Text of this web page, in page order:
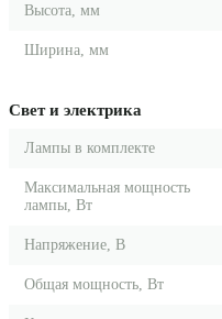
Высота, мм
Ширина, мм
Свет и электрика
Лампы в комплекте
Максимальная мощность
лампы, Вт
Напряжение, В
Общая мощность, Вт